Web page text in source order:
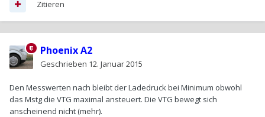
Zitieren
Phoenix A2
Geschrieben 12. Januar 2015
Den Messwerten nach bleibt der Ladedruck bei Minimum obwohl
das Mstg die VTG maximal ansteuert. Die VTG bewegt sich
anscheinend nicht (mehr).